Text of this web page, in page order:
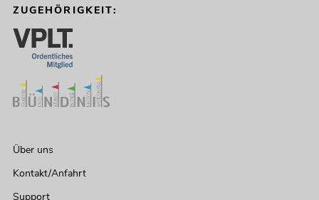
ZUGEHÖRIGKEIT:
Über uns
Kontakt/Anfahrt
Support